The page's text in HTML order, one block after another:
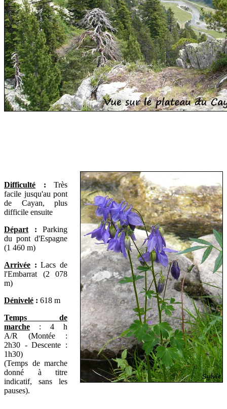
Difficulté : Très
facile jusqu'au pont
de Cayan, plus
difficile ensuite
Départ : Parking
du pont d'Espagne
(1 460 m)
Arrivée : Lacs de
l'Embarrat (2 078
m)
Dénivelé : 618 m
Temps de
marche : 4 h
A/R (Montée :
2h30 - Descente :
1h30)
(Temps de marche
donné à titre
indicatif, sans les
pauses).